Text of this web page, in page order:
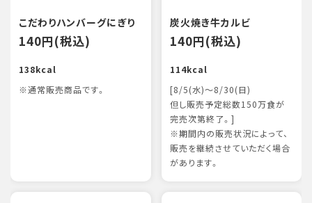
こだわりハンバーグにぎり
140円(税込)
138kcal
※通常販売商品です。
炭火焼き牛カルビ
140円(税込)
114kcal
[8/5(水)～8/30(日)
但し販売予定総数150万食が
完売次第終了。]
※期間内の販売状況によって、
販売を継続させていただく場合
があります。